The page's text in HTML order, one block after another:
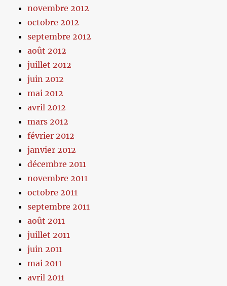
novembre 2012
octobre 2012
septembre 2012
août 2012
juillet 2012
juin 2012
mai 2012
avril 2012
mars 2012
février 2012
janvier 2012
décembre 2011
novembre 2011
octobre 2011
septembre 2011
août 2011
juillet 2011
juin 2011
mai 2011
avril 2011